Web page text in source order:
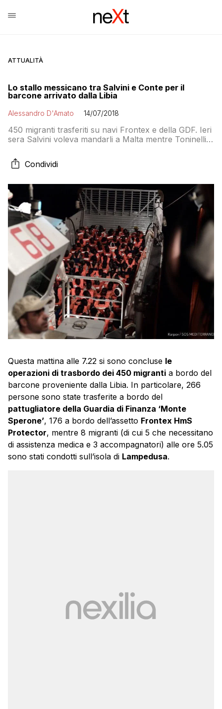
ATTUALITÀ
Lo stallo messicano tra Salvini e Conte per il
barcone arrivato dalla Libia
Alessandro D'Amato 14/07/2018
450 migranti trasferiti su navi Frontex e della GDF. Ieri
sera Salvini voleva mandarli a Malta mentre Toninelli
caricati su navi italiane ma non si sa dove siano diretti.
Mentre il ministro dell’Interno comincia di nuovo a
Condividi
Questa mattina alle 7.22 si sono concluse le
operazioni di trasbordo dei 450 migranti a bordo del
barcone proveniente dalla Libia. In particolare, 266
persone sono state trasferite a bordo del
pattugliatore della Guardia di Finanza ‘Monte
Sperone’, 176 a bordo dell’assetto Frontex HmS
Protector, mentre 8 migranti (di cui 5 che necessitano
di assistenza medica e 3 accompagnatori) alle ore 5.05
sono stati condotti sull’isola di Lampedusa.